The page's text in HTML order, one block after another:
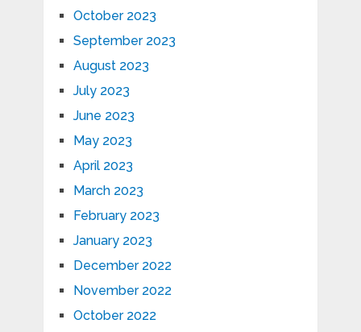
October 2023
September 2023
August 2023
July 2023
June 2023
May 2023
April 2023
March 2023
February 2023
January 2023
December 2022
November 2022
October 2022